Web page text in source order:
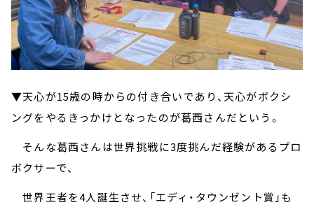
▼天心が15歳の時からの付き合いであり、天心がボクシ
ングをやるきっかけとなったのが葛西さんだという。
そんな葛西さんは世界挑戦に3度挑んだ経験があるプロ
ボクサーで、
世界王者を4人誕生させ、「エディ・タウンゼント賞」も